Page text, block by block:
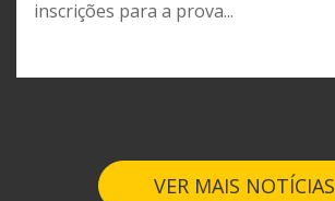
inscrições para a prova...
VER MAIS NOTÍCIAS